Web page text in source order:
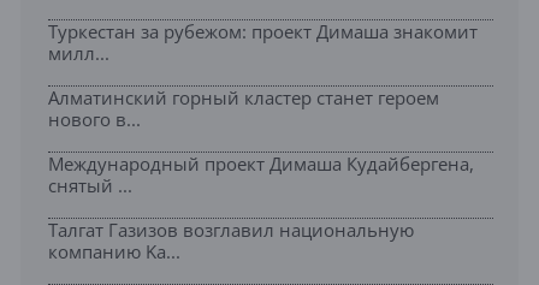
Туркестан за рубежом: проект Димаша знакомит
милл...
Алматинский горный кластер станет героем
нового в...
Международный проект Димаша Кудайбергена,
снятый ...
Талгат Газизов возглавил национальную
компанию Ka...